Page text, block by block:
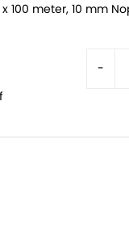
100 meter, 10 mm
-